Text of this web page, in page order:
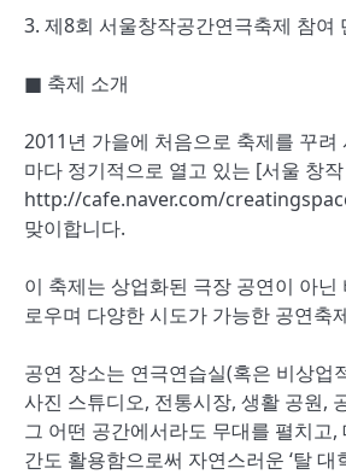
3. 제8회 서울창작공간연극축제 참여
■ 축제 소개
2011년 가을에 처음으로 축제를 꾸려
마다 정기적으로 열고 있는 [서울 창
http://cafe.naver.com/
맞이합니다.
이 축제는 상업화된 극장 공연이 아닌
로우며 다양한 시도가 가능한 공연축
공연 장소는 연극연습실(혹은 비상업
사진 스튜디오, 전통시장, 생활 공원,
그 어떤 공간에서라도 무대를 펼치고,
간도 활용함으로써 자연스러운 ‘탈 대